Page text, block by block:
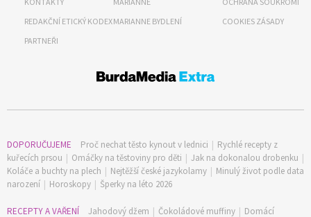
REDAKČNÍ ETICKÝ KODEX
PARTNEŘI
MARIANNE BYDLENÍ
COOKIES ZÁSADY
DOPORUČUJEME Proč nechat těsto kynout v lednici | Rychlé recepty z
kuřecích prsou | Omáčky na těstoviny pro děti | Jak na dokonalou drobenku |
Koláče a buchty na plech | Nejtěžší české jazykolamy | Minulý život podle data
narození | Horoskopy | Šperky na léto 2026
RECEPTY A VAŘENÍ Jahodový džem | Čokoládové muffiny | Domácí